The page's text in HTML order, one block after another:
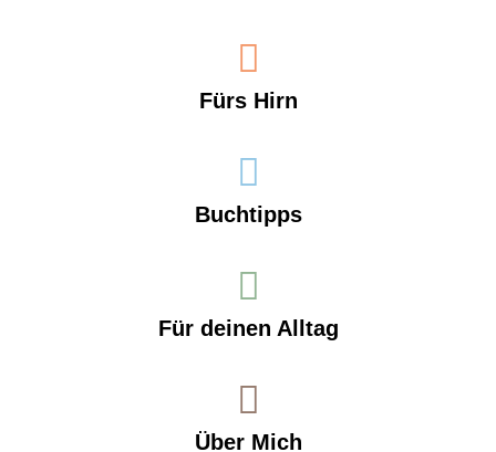
Fürs Hirn
Buchtipps
Für deinen Alltag
Über Mich